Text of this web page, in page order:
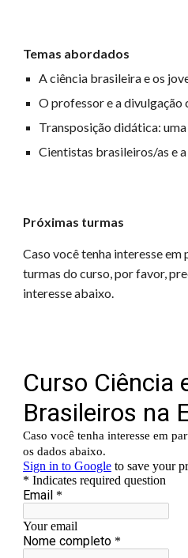
Temas abordados
A ciência brasileira e os
O professor e a
Transposição didática:
Cientistas brasileiros/as e
Próximas turmas
Caso você tenha interesse
turmas do curso, por favor,
interesse abaixo.